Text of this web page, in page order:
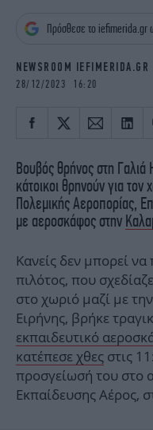
OSCARSΠρόσθεσε το iefimerida.gr
NEWSROOM IEFIMERIDA.GR
28/12/2023 16:20
Βουβός θρήνος στη Γαλιά
κάτοικοι θρηνούν για
Πολεμικής Αεροπορίας,
με αεροσκάφος στην
Κανείς δεν μπορεί
πιλότος, που
στο χωριό μαζί με
Ειρήνης, βρήκε
εκπαιδευτικό
κατέπεσε χθες στις
προσγείωσή του στο
Εκπαίδευσης Αέρος,